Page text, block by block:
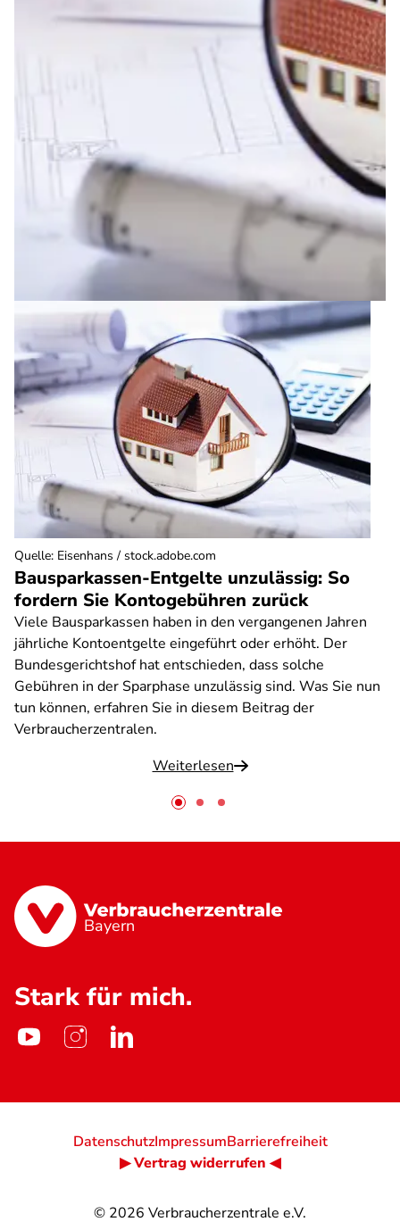
Bausparkassen-Entgelte unzulässig: So
fordern Sie Kontogebühren zurück
Viele Bausparkassen haben in den vergangenen Jahren
jährliche Kontoentgelte eingeführt oder erhöht. Der
Bundesgerichtshof hat entschieden, dass solche
Gebühren in der Sparphase unzulässig sind. Was Sie nun
tun können, erfahren Sie in diesem Beitrag der
Verbraucherzentralen.
Weiterlesen
Quelle: Eisenhans / stock.adobe.com
Bayern
Stark für mich.
© 2026 Verbraucherzentrale e.V.
DatenschutzImpressumBarrierefreiheit
▶ Vertrag widerrufen ◀